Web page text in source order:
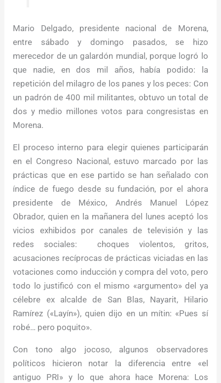
Mario Delgado, presidente nacional de Morena,
entre sábado y domingo pasados, se hizo
merecedor de un galardón mundial, porque logró lo
que nadie, en dos mil años, había podido: la
repetición del milagro de los panes y los peces: Con
un padrón de 400 mil militantes, obtuvo un total de
dos y medio millones votos para congresistas en
Morena.
El proceso interno para elegir quienes participarán
en el Congreso Nacional, estuvo marcado por las
prácticas que en ese partido se han señalado con
índice de fuego desde su fundación, por el ahora
presidente de México, Andrés Manuel López
Obrador, quien en la mañanera del lunes aceptó los
vicios exhibidos por canales de televisión y las
redes sociales: choques violentos, gritos,
acusaciones recíprocas de prácticas viciadas en las
votaciones como inducción y compra del voto, pero
todo lo justificó con el mismo «argumento» del ya
célebre ex alcalde de San Blas, Nayarit, Hilario
Ramírez («Layín»), quien dijo en un mítin: «Pues sí
robé… pero poquito».
Con tono algo jocoso, algunos observadores
políticos hicieron notar la diferencia entre «el
antiguo PRI» y lo que ahora hace Morena: Los